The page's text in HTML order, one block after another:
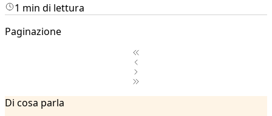
1 min di lettura
Paginazione
2Di cosa parla